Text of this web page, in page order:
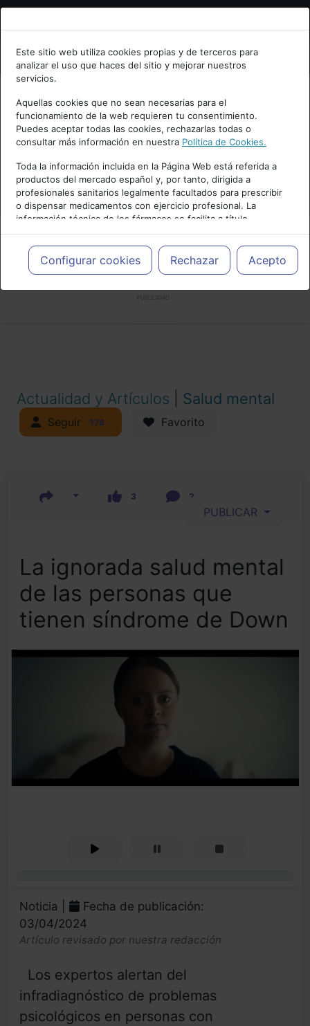
Bienvenid@ a psiquiatria.com
Escribe tu Email
Accede o regístrate con tu email.
Cancelar
Este sitio web utiliza cookies propias y de terceros para
analizar el uso que haces del sitio y mejorar nuestros
servicios.
Aquellas cookies que no sean necesarias para el
funcionamiento de la web requieren tu consentimiento.
Puedes aceptar todas las cookies, rechazarlas todas o
consultar más información en nuestra Política de Cookies.
Toda la información incluida en la Página Web está referida a
productos del mercado español y, por tanto, dirigida a
profesionales sanitarios legalmente facultados para prescribir
o dispensar medicamentos con ejercicio profesional. La
información técnica de los fármacos se facilita a título
meramente informativo, siendo responsabilidad de los
profesionales facultados prescribir medicamentos y decidir, en
cada caso concreto, el tratamiento más adecuado a las
necesidades del paciente.
Configurar cookies Rechazar Acepto
Actualidad y Artículos Salud mental
Seguir 176 Favorito
3 2
PUBLICAR
La ignorada salud mental
de las personas que
tienen síndrome de Down
Noticia |
Fecha de publicación:
03/04/2024
Artículo revisado por nuestra redacción
Los expertos alertan del
infradiagnóstico de problemas
psicológicos en personas con